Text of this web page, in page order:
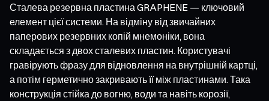
Сталева резервна пластина GRAPHENE — ключовий
елемент цієї системи. На відміну від звичайних
паперових резервних копій мнемоніки, вона
складається з двох сталевих пластин. Користувачі
гравірують фразу для відновлення на внутрішній картці,
а потім герметично закривають її між пластинами. Така
конструкція стійка до вогню, води та навіть корозії,